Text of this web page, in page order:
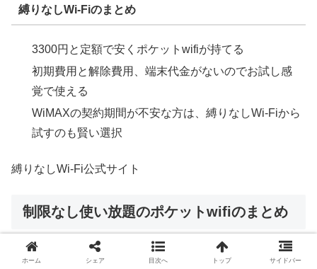
縛りなしWi-Fiのまとめ
3300円と定額で安くポケットwifiが持てる
初期費用と解除費用、端末代金がないのでお試し感
覚で使える
WiMAXの契約期間が不安な方は、縛りなしWi-Fiから
試すのも賢い選択
縛りなしWi-Fi公式サイト
制限なし使い放題のポケットwifiのまとめ
どんなときもWi-Fi WiMAX2+ 縛りなしWi-Fi
ホーム シェア 目次へ トップ サイドバー